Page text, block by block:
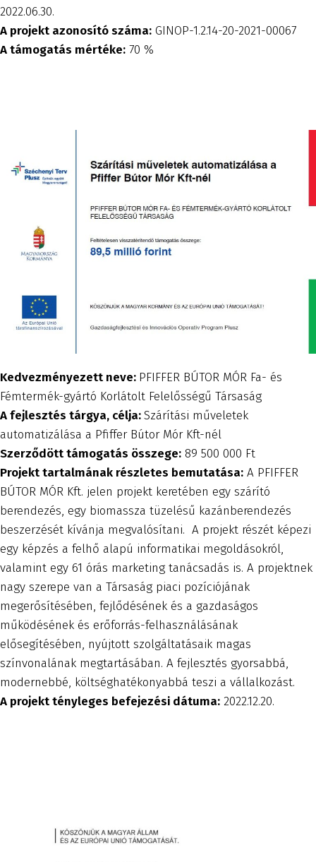
2022.06.30.
A projekt azonosító száma: GINOP-1.2.14-20-2021-00067
A támogatás mértéke: 70 %
Kedvezményezett neve: PFIFFER BÚTOR MÓR Fa- és
Fémtermék-gyártó Korlátolt Felelősségű Társaság
A fejlesztés tárgya, célja:Szárítási műveletek
automatizálása a Pfiffer Bútor Mór Kft-nél
Szerződött támogatás összege: 89 500 000 Ft
Projekt tartalmának részletes bemutatása: A PFIFFER
BÚTOR MÓR Kft. jelen projekt keretében egy szárító
berendezés, egy biomassza tüzelésű kazánberendezés
beszerzését kívánja megvalósítani. A projekt részét képezi
egy képzés a felhő alapú informatikai megoldásokról,
valamint egy 61 órás marketing tanácsadás is. A projektnek
nagy szerepe van a Társaság piaci pozíciójának
megerősítésében, fejlődésének és a gazdaságos
működésének és erőforrás-felhasználásának
elősegítésében, nyújtott szolgáltatásaik magas
színvonalának megtartásában. A fejlesztés gyorsabbá,
modernebbé, költséghatékonyabbá teszi a vállalkozást.
A projekt tényleges befejezési dátuma: 2022.12.20.